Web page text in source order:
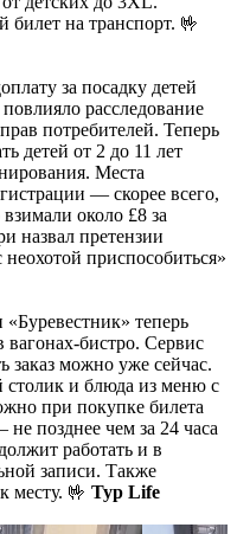
билет на транспорт. 🤟
за посадку детей
расследование
потребителей. Теперь
детей от 2 до 11 лет
Места
— скорее всего,
около £8 за
назвал претензии
приспособиться»
теперь
вагонах-бистро. Сервис
заказ можно уже сейчас.
и блюда из меню с
при покупке билета
позднее чем за 24 часа
работать и в
записи. Также
месту. 🤟 Тур Life